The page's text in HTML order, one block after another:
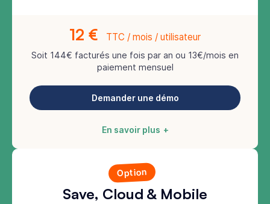
12 € TTC / mois / utilisateur
Soit 144€ facturés une fois par an ou 13€/mois en
paiement mensuel
Demander une démo
En savoir plus
Option
Save, Cloud & Mobile